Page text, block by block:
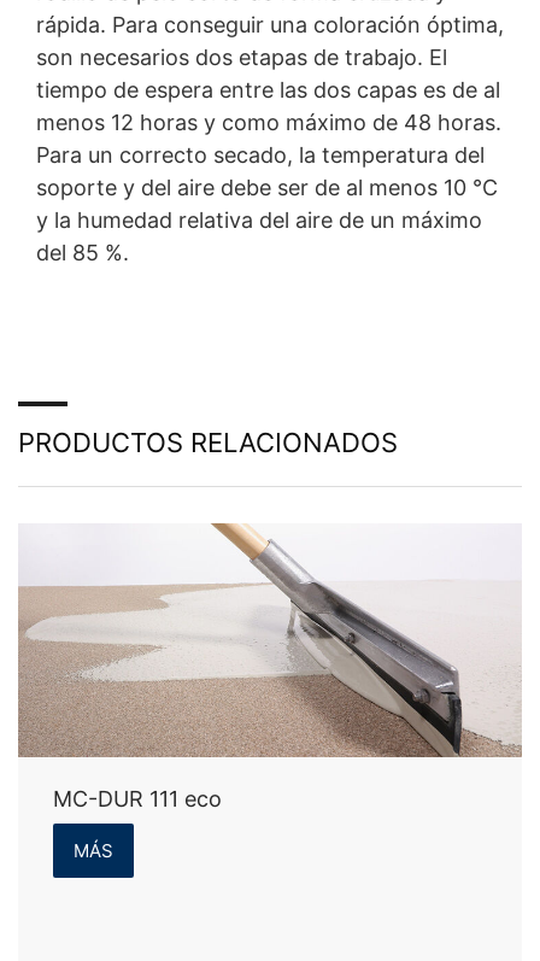
rápida. Para conseguir una coloración óptima,
son necesarios dos etapas de trabajo. El
tiempo de espera entre las dos capas es de al
menos 12 horas y como máximo de 48 horas.
Para un correcto secado, la temperatura del
soporte y del aire debe ser de al menos 10 °C
y la humedad relativa del aire de un máximo
del 85 %.
PRODUCTOS RELACIONADOS
MC-DUR 111 eco
MÁS